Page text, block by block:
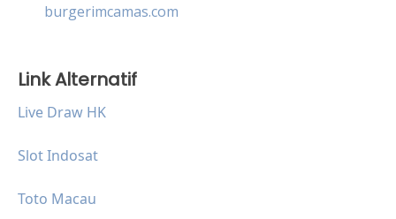
burgerimcamas.com
Link Alternatif
Live Draw HK
Slot Indosat
Toto Macau